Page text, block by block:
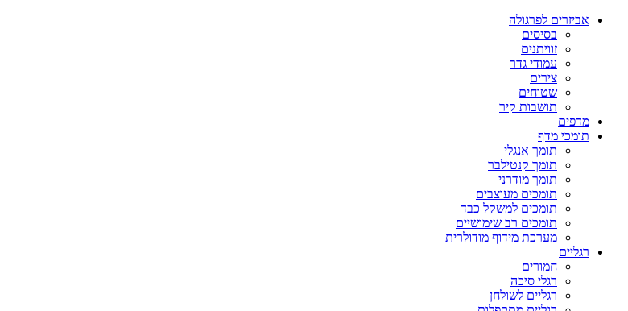
אביזרים לפרגולה
בסיסים
זוויתנים
עמודי גדר
צירים
שטוחים
תושבות קיר
מדפים
תומכי מדף
תומך אנגלי
תומך קנטילבר
תומך מודרני
תומכים מעוצבים
תומכים למשקל כבד
תומכים רב שימושיים
מערכת מידוף מודולרית
רגליים
חמורים
רגלי סיכה
רגליים לשולחן